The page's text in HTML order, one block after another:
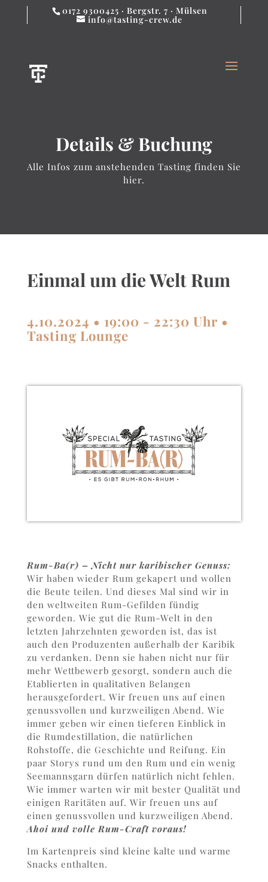
0172 9300425 · Bergstr. 7 · Mülsen
info@tasting-crew.de
Details & Buchung
Alle Infos zum anstehenden Tasting finden Sie
hier.
Einmal um die Welt Rum
4.10.2024 • 19:00 - 22:30 Uhr •
Tasting Lounge
Rum-Ba(r) – Nicht nur karibischer Genuss:
Wir haben wieder Rum gekapert und wollen
die Beute teilen. Und dieses Mal sind wir in
den weltweiten Rum-Gefilden fündig
geworden. Wie gut die Rum-Welt in den
letzten Jahrzehnten geworden ist, das ist
auch den Produzenten außerhalb der Karibik
zu verdanken. Denn sie haben nicht nur für
mehr Wettbewerb gesorgt, sondern auch die
Etablierten in qualitativen Belangen
herausgefordert. Wir freuen uns auf einen
genussvollen und kurzweiligen Abend. Wie
immer geben wir einen tieferen Einblick in
die Rumdestillation, die natürlichen
Rohstoffe, die Geschichte und Reifung. Ein
paar Storys rund um den Rum und ein wenig
Seemannsgarn dürfen natürlich nicht fehlen.
Wie immer warten wir mit bester Qualität und
einigen Raritäten auf. Wir freuen uns auf
einen genussvollen und kurzweiligen Abend.
Ahoi und volle Rum-Craft voraus!
Im Kartenpreis sind kleine kalte und warme
Snacks enthalten.